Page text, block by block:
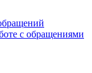
с обращениями